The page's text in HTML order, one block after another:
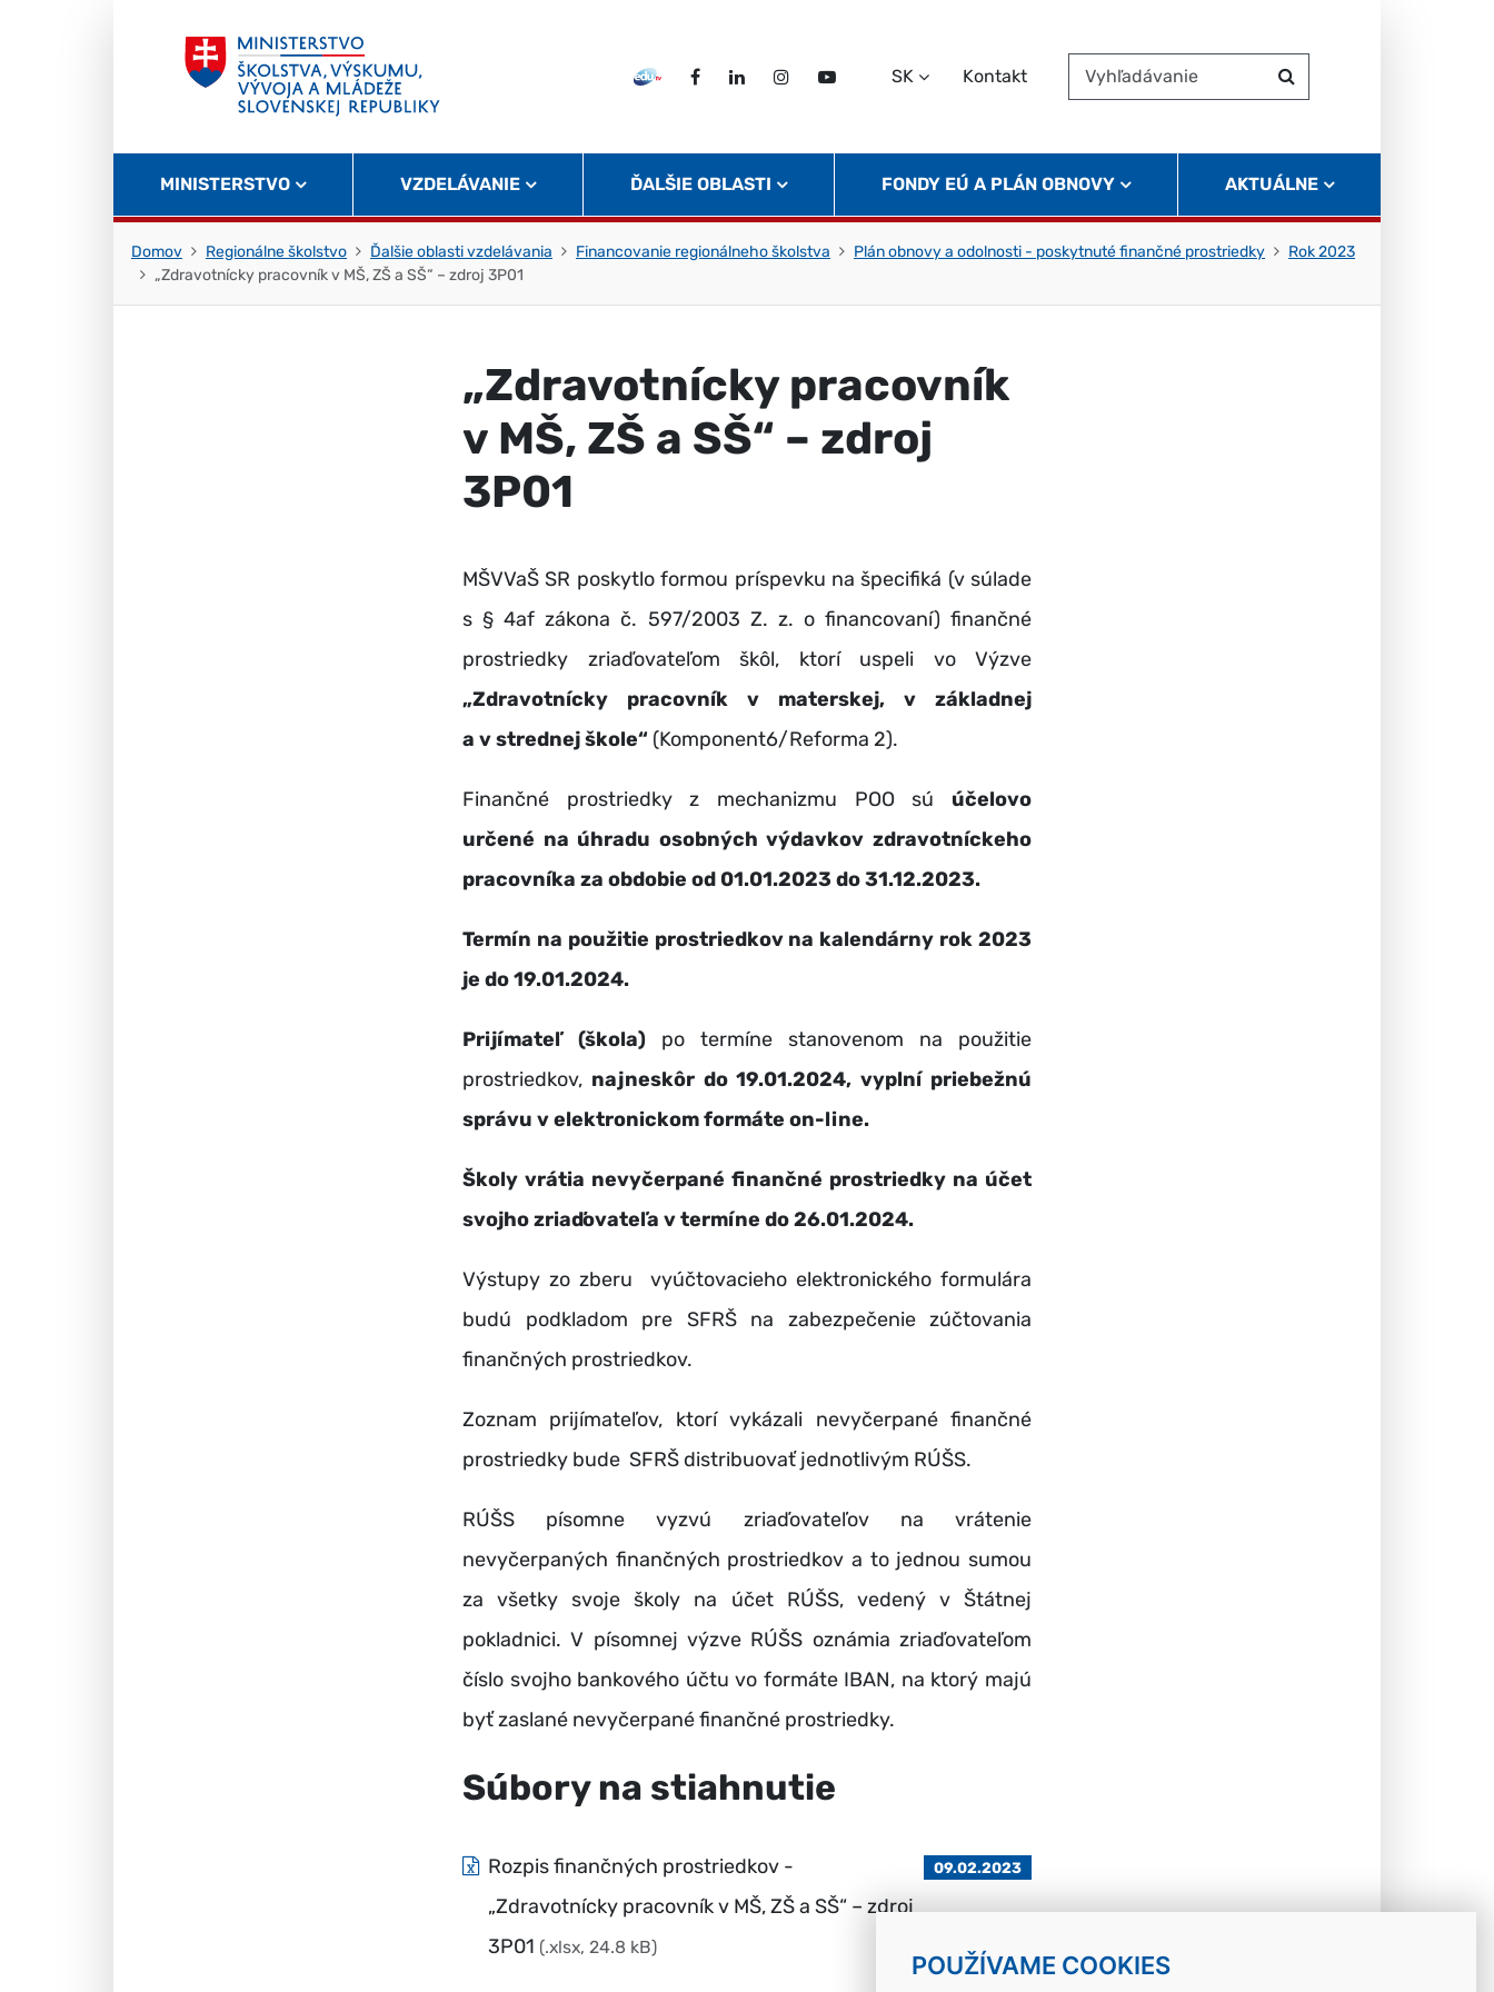
POUŽÍVAME COOKIES
EDU TVFacebookLinkedInInstagram
Twitter
SK Kontakt
Vyhľadávanie
Hľadať
MINISTERSTVO VZDELÁVANIE ĎALŠIE OBLASTI FONDY EÚ A PLÁN OBNOVY AKTUÁLNE
Domov Regionálne školstvo Ďalšie oblasti vzdelávania Financovanie regionálneho školstva Plán obnovy a odolnosti - poskytnuté finančné prostriedky
Rok 2023
„Zdravotnícky pracovník v MŠ, ZŠ a SŠ“ – zdroj 3P01
„Zdravotnícky pracovník
v MŠ, ZŠ a SŠ“ – zdroj
3P01
MŠVVaŠ SR poskytlo formou príspevku na špecifiká (v súlade
s § 4af zákona č. 597/2003 Z. z. o financovaní) finančné
prostriedky zriaďovateľom škôl, ktorí uspeli vo Výzve
„Zdravotnícky pracovník v materskej, v základnej
a v strednej škole“ (Komponent6/Reforma 2).
Finančné prostriedky z mechanizmu POO sú účelovo
určené na úhradu osobných výdavkov zdravotníckeho
pracovníka za obdobie od 01.01.2023 do 31.12.2023.
Termín na použitie prostriedkov na kalendárny rok 2023
je do 19.01.2024.
Prijímateľ (škola) po termíne stanovenom na použitie
prostriedkov, najneskôr do 19.01.2024, vyplní priebežnú
správu v elektronickom formáte on-line.
Školy vrátia nevyčerpané finančné prostriedky na účet
svojho zriaďovateľa v termíne do 26.01.2024.
Výstupy zo zberu vyúčtovacieho elektronického formulára
budú podkladom pre SFRŠ na zabezpečenie zúčtovania
finančných prostriedkov.
Zoznam prijímateľov, ktorí vykázali nevyčerpané finančné
prostriedky bude SFRŠ distribuovať jednotlivým RÚŠS.
RÚŠS písomne vyzvú zriaďovateľov na vrátenie
nevyčerpaných finančných prostriedkov a to jednou sumou
za všetky svoje školy na účet RÚŠS, vedený v Štátnej
pokladnici. V písomnej výzve RÚŠS oznámia zriaďovateľom
číslo svojho bankového účtu vo formáte IBAN, na ktorý majú
byť zaslané nevyčerpané finančné prostriedky.
Súbory na stiahnutie
Rozpis finančných prostriedkov -
„Zdravotnícky pracovník v MŠ, ZŠ a SŠ“ – zdroj
3P01 (.xlsx, 24.8 kB)
09.02.2023